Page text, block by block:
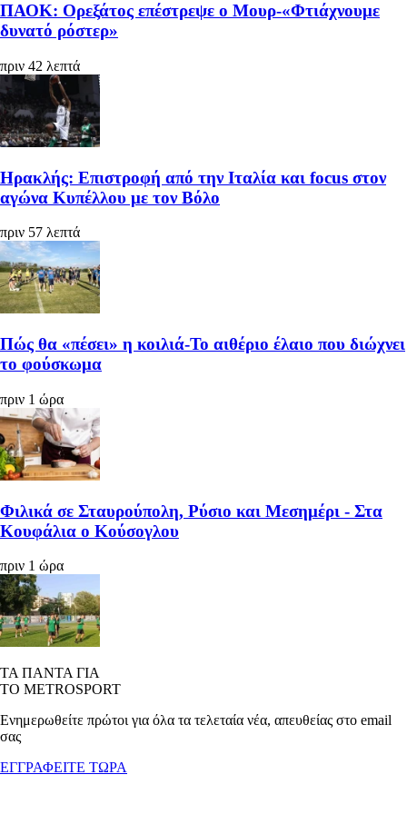
ΠΑΟΚ: Ορεξάτος επέστρεψε ο Μουρ-«Φτιάχνουμε
δυνατό ρόστερ»
πριν 42 λεπτά
Ηρακλής: Επιστροφή από την Ιταλία και focus στον
αγώνα Κυπέλλου με τον Βόλο
πριν 57 λεπτά
Πώς θα «πέσει» η κοιλιά-Το αιθέριο έλαιο που διώχνει
το φούσκωμα
πριν 1 ώρα
Φιλικά σε Σταυρούπολη, Ρύσιο και Μεσημέρι - Στα
Κουφάλια ο Κούσογλου
πριν 1 ώρα
ΤΑ ΠΑΝΤΑ ΓΙΑ
ΤΟ METROSPORT
Ενημερωθείτε πρώτοι για όλα τα τελεταία νέα, απευθείας στο email
σας
ΕΓΓΡΑΦΕΙΤΕ ΤΩΡΑ